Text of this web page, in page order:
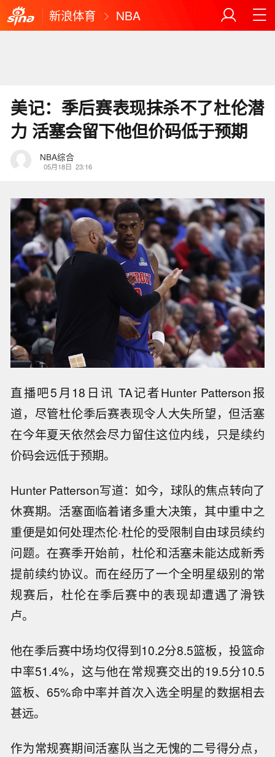
新浪体育 NBA
美记：季后赛表现抹杀不了杜伦潜
力 活塞会留下他但价码低于预期
NBA综合
05月18日 23:16
直播吧5月18日讯 TA记者Hunter Patterson报
道，尽管杜伦季后赛表现令人大失所望，但活塞
在今年夏天依然会尽力留住这位内线，只是续约
价码会远低于预期。
Hunter Patterson写道：如今，球队的焦点转向了
休赛期。活塞面临着诸多重大决策，其中重中之
重便是如何处理杰伦·杜伦的受限制自由球员续约
问题。在赛季开始前，杜伦和活塞未能达成新秀
提前续约协议。而在经历了一个全明星级别的常
规赛后，杜伦在季后赛中的表现却遭遇了滑铁
卢。
他在季后赛中场均仅得到10.2分8.5篮板，投篮命
中率51.4%，这与他在常规赛交出的19.5分10.5
篮板、65%命中率并首次入选全明星的数据相去
甚远。
作为常规赛期间活塞队当之无愧的二号得分点，